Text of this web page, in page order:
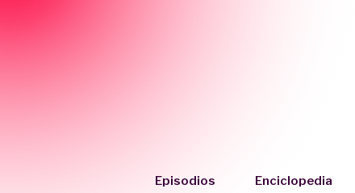
Episodios Enciclopedia